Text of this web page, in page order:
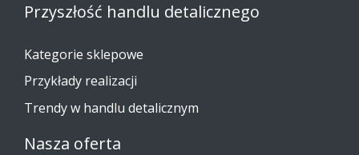
Przyszłość handlu detalicznego
Kategorie sklepowe
Przykłady realizacji
Trendy w handlu detalicznym
Nasza oferta